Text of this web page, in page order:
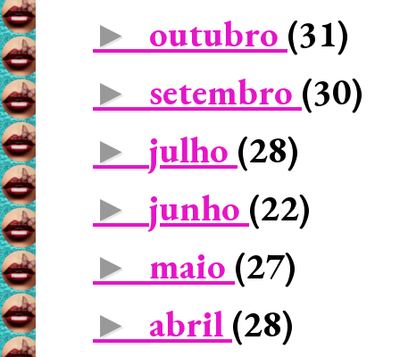
► outubro (31)
► setembro (30)
► julho (28)
► junho (22)
► maio (27)
► abril (28)